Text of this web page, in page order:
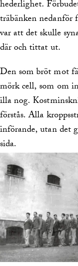
hederlighet.
träbänken nedanför
var att det skulle
där och tittat ut.
Den som bröt mot
mörk cell, som om
illa nog.
förstås. Alla
införande, utan det
sida.